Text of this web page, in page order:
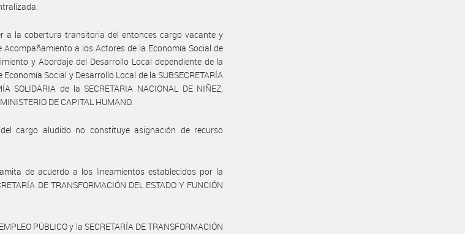
a la cobertura transitoria del entonces cargo vacante y
a los Actores de la Economía Social de
y Abordaje del Desarrollo Local dependiente de la
Social y Desarrollo Local de la SUBSECRETARÍA
SOLIDARIA de la SECRETARIA NACIONAL DE NIÑEZ,
DE CAPITAL HUMANO.
cargo aludido no constituye asignación de recurso
de acuerdo a los lineamientos establecidos por la
DE TRANSFORMACIÓN DEL ESTADO Y FUNCIÓN
PÚBLICO y la SECRETARÍA DE TRANSFORMACIÓN